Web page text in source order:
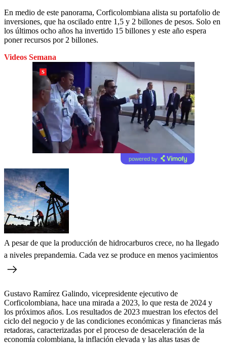
En medio de este panorama, Corficolombiana alista su portafolio de
inversiones, que ha oscilado entre 1,5 y 2 billones de pesos. Solo en
los últimos ocho años ha invertido 15 billones y este año espera
poner recursos por 2 billones.
Videos Semana
powered by
A pesar de que la producción de hidrocarburos crece, no ha llegado
a niveles prepandemia. Cada vez se produce en menos yacimientos
Gustavo Ramírez Galindo, vicepresidente ejecutivo de
Corficolombiana, hace una mirada a 2023, lo que resta de 2024 y
los próximos años. Los resultados de 2023 muestran los efectos del
ciclo del negocio y de las condiciones económicas y financieras más
retadoras, caracterizadas por el proceso de desaceleración de la
economía colombiana, la inflación elevada y las altas tasas de